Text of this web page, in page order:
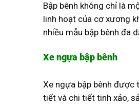
Bập bênh không chỉ là
linh hoạt của cơ xương
nhiều mẫu bập bênh đa
Xe ngựa bập bênh
Xe ngựa bập bênh được
tiết và chi tiết tinh xảo,